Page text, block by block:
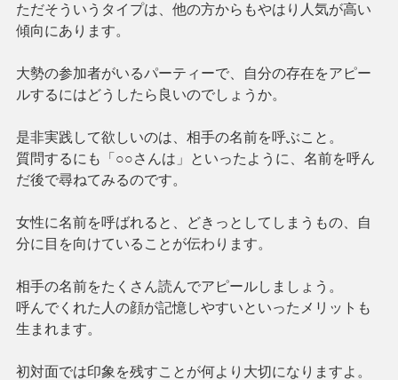
ただそういうタイプは、他の方からもやはり人気が高い
傾向にあります。
大勢の参加者がいるパーティーで、自分の存在をアピー
ルするにはどうしたら良いのでしょうか。
是非実践して欲しいのは、相手の名前を呼ぶこと。
質問するにも「○○さんは」といったように、名前を呼ん
だ後で尋ねてみるのです。
女性に名前を呼ばれると、どきっとしてしまうもの、自
分に目を向けていることが伝わります。
相手の名前をたくさん読んでアピールしましょう。
呼んでくれた人の顔が記憶しやすいといったメリットも
生まれます。
初対面では印象を残すことが何より大切になりますよ。